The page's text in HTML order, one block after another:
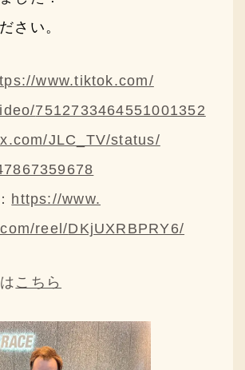
さい。
www.tiktok.com/
7512733464551001352
JLC_TV/status/
https://www.
reel/DKjUXRBPRY6/
こちら